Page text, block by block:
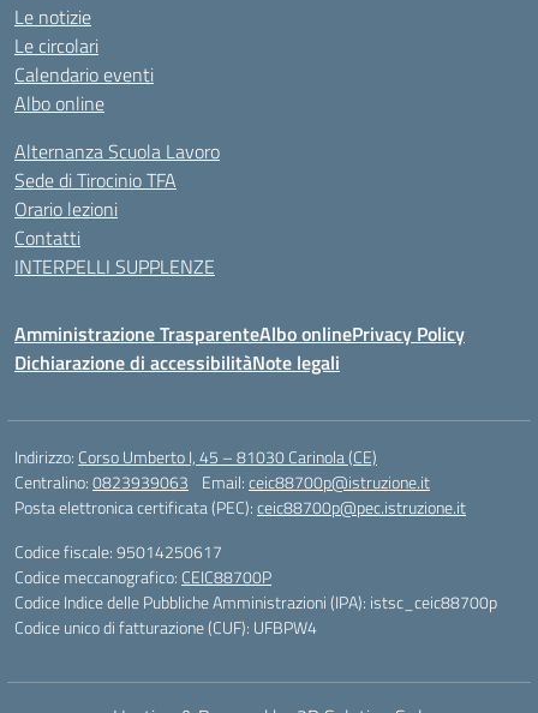
Le notizie
Le circolari
Calendario eventi
Albo online
Alternanza Scuola Lavoro
Sede di Tirocinio TFA
Orario lezioni
Contatti
INTERPELLI SUPPLENZE
Amministrazione TrasparenteAlbo onlinePrivacy Policy
Dichiarazione di accessibilitàNote legali
Indirizzo: Corso Umberto I, 45 – 81030 Carinola (CE)
Centralino:0823939063 Email:ceic88700p@istruzione.it
Posta elettronica certificata (PEC):ceic88700p@pec.istruzione.it
Codice fiscale: 95014250617
Codice meccanografico: CEIC88700P
Codice Indice delle Pubbliche Amministrazioni (IPA): istsc_ceic88700p
Codice unico di fatturazione (CUF): UFBPW4